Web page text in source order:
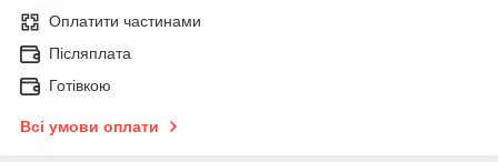
Оплатити частинами
Післяплата
Готівкою
Всі умови оплати